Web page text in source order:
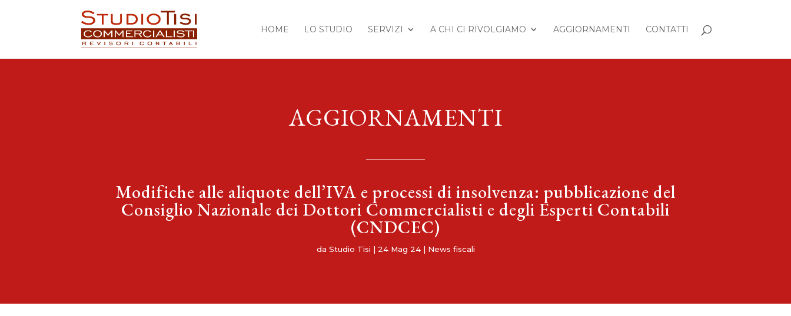
HOME LO STUDIO SERVIZI A CHI CI RIVOLGIAMO AGGIORNAMENTI CONTATTI
AGGIORNAMENTI
Modifiche alle aliquote dell’IVA e processi di insolvenza: pubblicazione del
Consiglio Nazionale dei Dottori Commercialisti e degli Esperti Contabili
(CNDCEC)
da Studio Tisi | 24 Mag 24| News fiscali